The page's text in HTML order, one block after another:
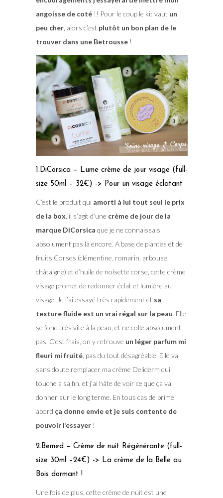
angoisse de coté!! Pour le coup le kit vaut un
peu cher, alors c’est plutôt un bon plan de le
trouver dans une Betrousse!
1.DiCorsica – Lume crème de jour visage (full-
size 50ml – 32€) -> Pour un visage éclatant
C’est le produit qui amorti à lui tout seul le prix
de la box , il s’agit d’une crème de jour de la
marque DiCorsica que je ne connaissais
absolument pas là encore. A base de plantes et de
fruits Corses (clémentine, romarin, arbouse,
châtaigne) et d’huile de noisette corse, cette crème
visage promet de redonner éclat et lumière au
visage. Je l’ai essayé très rapidement et sa
texture fluide est un vrai régal sur la peau. Elle
se fond très vite à la peau, et ne colle absolument
pas. C’est frais, on y retrouve un léger parfum mi
fleuri mi fruité, pas du tout désagréable. Elle va
sans doute remplacer ma crème Deliderm qui
touche à sa fin, et j’ai hâte de voir ce que ça va
donner sur le long terme. En tous cas de prime
abord ça donne envie et je suis contente de
pouvoir l’essayer!
2.Bemed – Crème de nuit Régénérante (full-
size 30ml –24€) -> La crème de la Belle au
Bois dormant !
Une fois de plus, cette crème de nuit est une